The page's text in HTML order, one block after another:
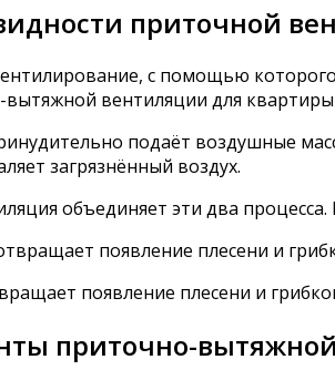
приточной
с помощью
вентиляции для
подаёт воздушные
загрязнённый воздух.
объединяет эти два
появление плесени и
приточно-